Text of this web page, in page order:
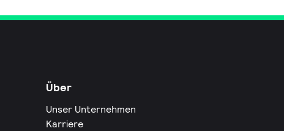
Über
Unser Unternehmen
Karriere